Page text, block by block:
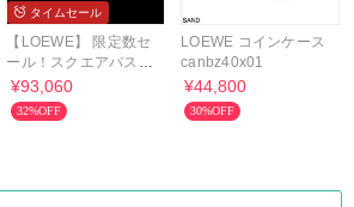
タイムセール
【LOEWE】 限定数セ
ール！スクエアバスケ
ット
¥93,060
32%OFF
LOEWE コインケース
canbz40x01
¥44,800
30%OFF